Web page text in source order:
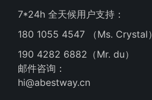
7*24h 全天候用户支持：
180 1055 4547 （Ms. Crystal）
190 4282 6882（Mr. du）
邮件咨询：
hi@abestway.cn